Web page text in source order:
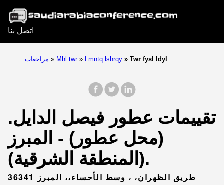
اتصل بنا
مراجعات » Mhl twr » Lmntq lshrqy » Twr fysl ldyl
تقييمات عطور فيصل الدايل.
(محل عطور) - المبرز
(المنطقة الشرقية).
طريق الظهران، ، وسط الأحساء،، المبرز 36341